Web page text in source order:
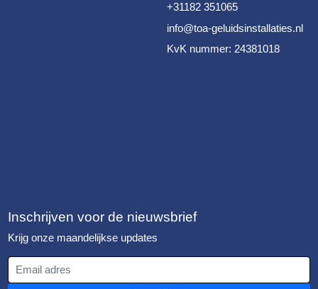
+31182 351065
info@toa-geluidsinstallaties.nl
KvK nummer: 24381018
Inschrijven voor de nieuwsbrief
Krijg onze maandelijkse updates
Email adres